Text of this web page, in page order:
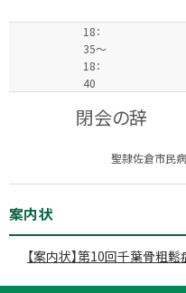
18：
35～
18：
40
閉会の辞
聖隷佐倉市民
案内状
【案内状】第10回千葉骨粗